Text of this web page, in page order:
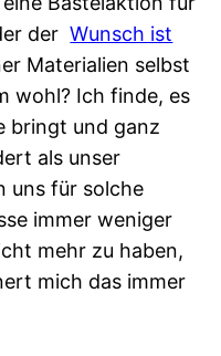
derWunsch ist
Materialien selbst
wohl? Ich finde, es
bringt und ganz
als unser
uns für solche
immer weniger
mehr zu haben,
mich das immer